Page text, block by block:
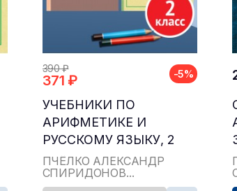
390 ₽
371 ₽ -5%
УЧЕБНИКИ ПО
АРИФМЕТИКЕ И
РУССКОМУ ЯЗЫКУ, 2
КЛАСС...
ПЧЁЛКО АЛЕКСАНДР
СПИРИДОНОВ...